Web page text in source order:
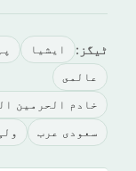
ٹیگز: ايشيا
عالمى
خادم الحرمین
سعودی عرب